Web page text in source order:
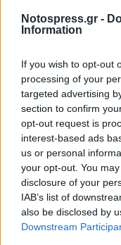
Notospress.gr -
Information
If you wish to opt-out
processing of your
targeted advertising
section to confirm
opt-out request is
interest-based ads
us or personal
your opt-out. You
disclosure of your
IAB’s list of
also be disclosed by
Downstream
αρχή, διότι
οικογένεια, τους
ο μεγαλύτερος
πολιτική, διότι
και Ισότητας,
υπουργείων».
Δεν κουνάμε
Τέλος,
προς τους